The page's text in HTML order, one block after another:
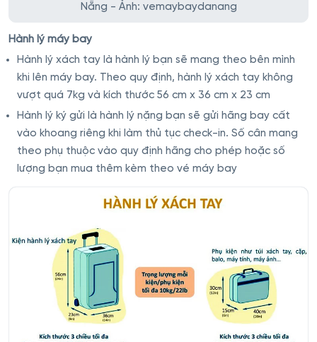
Nẵng - Ảnh: vemaybaydanang
Hành lý máy bay
Hành lý xách tay là hành lý bạn sẽ mang theo bên mình
khi lên máy bay. Theo quy định, hành lý xách tay không
vượt quá 7kg và kích thước 56 cm x 36 cm x 23 cm
Hành lý ký gửi là hành lý nặng bạn sẽ gửi hãng bay cất
vào khoang riêng khi làm thủ tục check-in. Số cân mang
theo phụ thuộc vào quy định hãng cho phép hoặc số
lượng bạn mua thêm kèm theo vé máy bay